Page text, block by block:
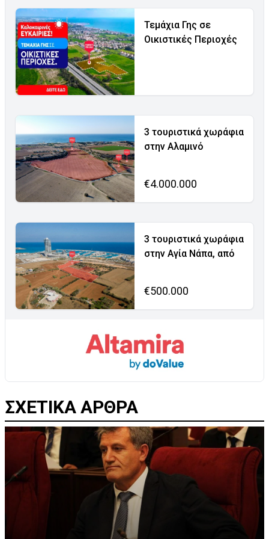
Τεμάχια Γης σε
Οικιστικές Περιοχές
3 τουριστικά χωράφια
στην Αλαμινό
€4.000.000
3 τουριστικά χωράφια
στην Αγία Νάπα, από
€500.000
ΣΧΕΤΙΚΑ ΑΡΘΡΑ